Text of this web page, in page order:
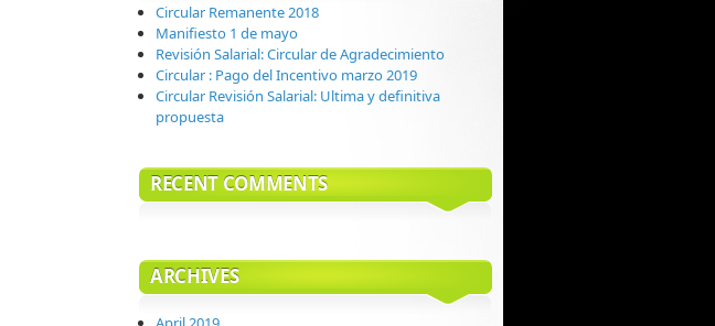
Circular Remanente 2018
Manifiesto 1 de mayo
Revisión Salarial: Circular de Agradecimiento
Circular : Pago del Incentivo marzo 2019
Circular Revisión Salarial: Ultima y definitiva
propuesta
RECENT COMMENTS
ARCHIVES